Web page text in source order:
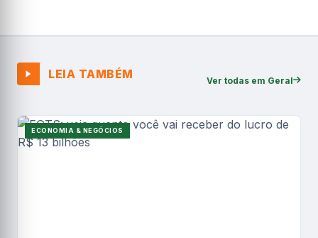
LEIA TAMBÉM Ver todas em Geral
ECONOMIA & NEGÓCIOS